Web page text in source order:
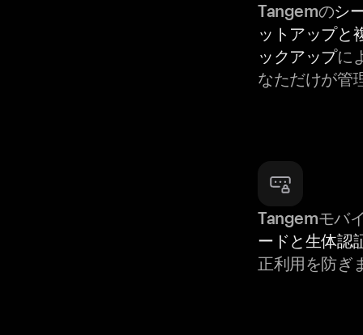
Tangemのシ
ットアップと
ックアップに
なただけが管
Tangemモバ
ードと生体認
正利用を防ぎ